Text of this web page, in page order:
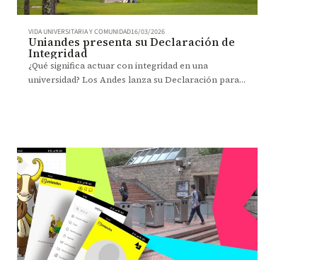
VIDA UNIVERSITARIA Y COMUNIDAD16/03/2026
Uniandes presenta su Declaración de
Integridad
¿Qué significa actuar con integridad en una
universidad? Los Andes lanza su Declaración para